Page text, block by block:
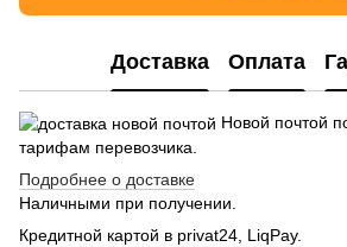
Доставка Оплата
Новой почтой
тарифам перевозчика.
Подробнее о доставке
Наличными при получении.
Кредитной картой в privat24, LiqPay.